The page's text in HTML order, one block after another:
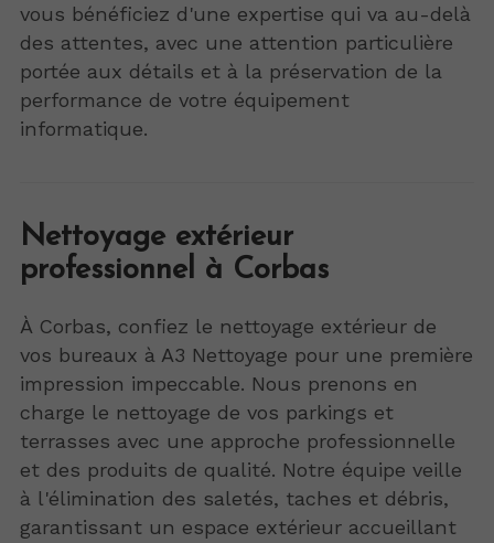
vous bénéficiez d'une expertise qui va au-delà
des attentes, avec une attention particulière
portée aux détails et à la préservation de la
performance de votre équipement
informatique.
Nettoyage extérieur
professionnel à Corbas
À Corbas, confiez le nettoyage extérieur de
vos bureaux à A3 Nettoyage pour une première
impression impeccable. Nous prenons en
charge le nettoyage de vos parkings et
terrasses avec une approche professionnelle
et des produits de qualité. Notre équipe veille
à l'élimination des saletés, taches et débris,
garantissant un espace extérieur accueillant